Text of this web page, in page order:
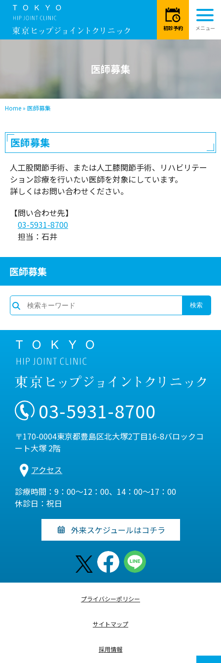
医師募集
Home» 医師募集
医師募集
人工股関節手術、または人工膝関節手術、リハビリテー
ション診療を行いたい医師を対象にしています。
詳しくはお問い合わせください。
【問い合わせ先】
03-5931-8700
担当：石井
医師募集
03-5931-8700
〒170-0004東京都豊島区北大塚2丁目16-8バロックコ
ート大塚 2階
アクセス
診療時間：9：00～12：00、14：00～17：00
休診日：祝日
外来スケジュールはコチラ
プライバシーポリシー
サイトマップ
採用情報